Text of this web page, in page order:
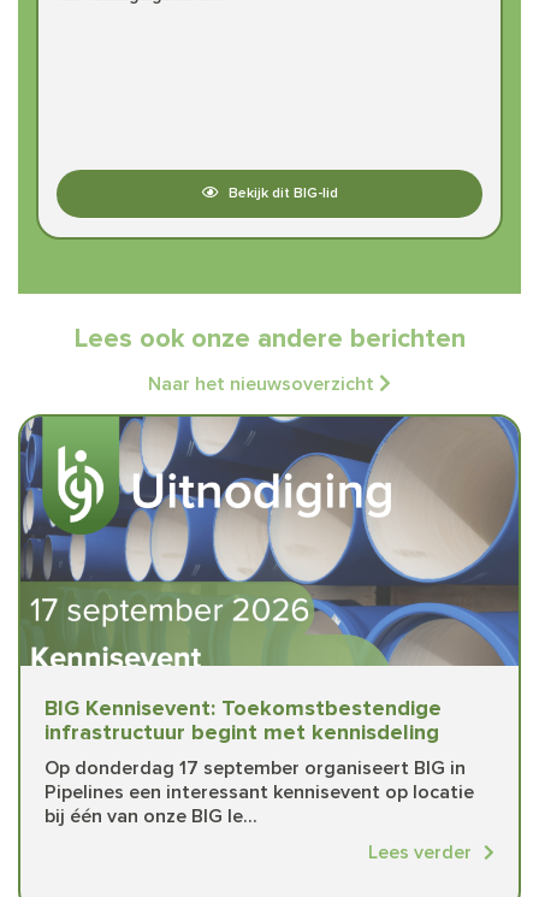
Bekijk dit BIG-lid
Lees ook onze andere berichten
Naar het nieuwsoverzicht
BIG Kennisevent: Toekomstbestendige
infrastructuur begint met kennisdeling
Op donderdag 17 september organiseert BIG in
Pipelines een interessant kennisevent op locatie
bij één van onze BIG le...
Lees verder